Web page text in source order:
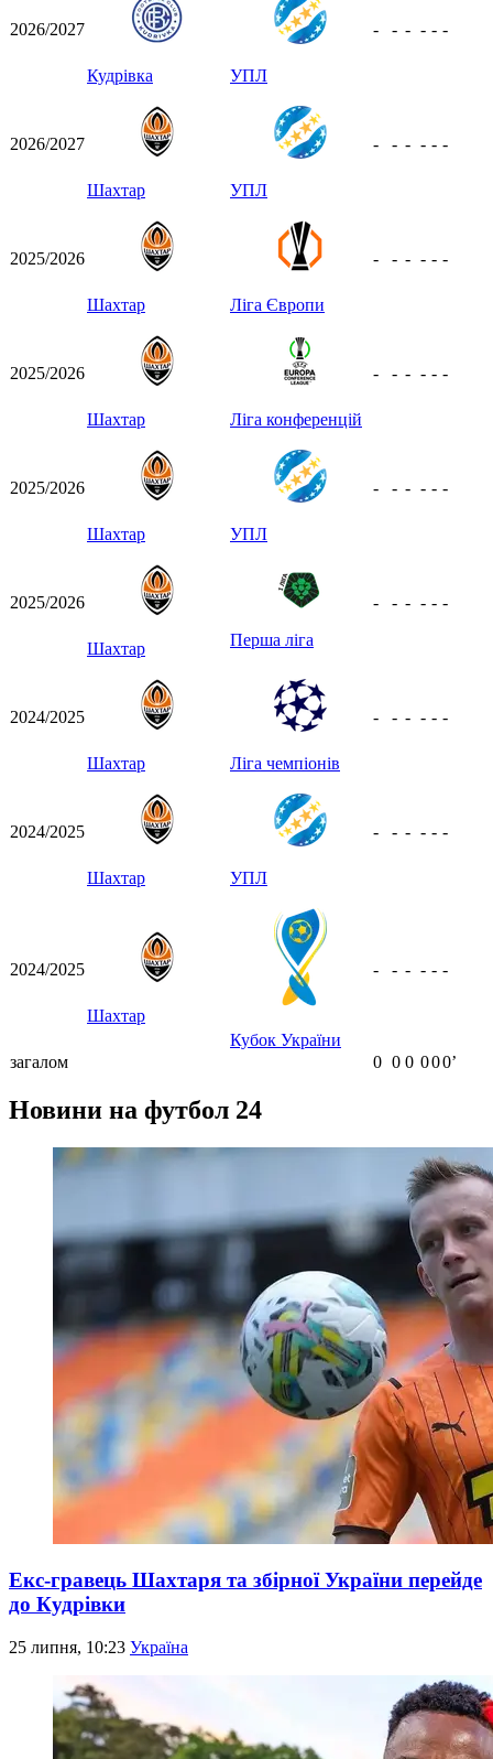
2026/2027
Кудрівка УПЛ
- - - - - -
2026/2027
Шахтар УПЛ
- - - - - -
2025/2026
Шахтар Ліга Європи
- - - - - -
2025/2026
Шахтар Ліга конференцій
- - - - - -
2025/2026
Шахтар УПЛ
- - - - - -
2025/2026
Шахтар Перша ліга
- - - - - -
2024/2025
Шахтар Ліга чемпіонів
- - - - - -
2024/2025
Шахтар УПЛ
- - - - - -
2024/2025
Шахтар
Кубок України
- - - - - -
загалом 0 0 0 000ʼ
Новини на футбол 24
Екс-гравець Шахтаря та збірної України перейде
до Кудрівки
25 липня, 10:23 Україна